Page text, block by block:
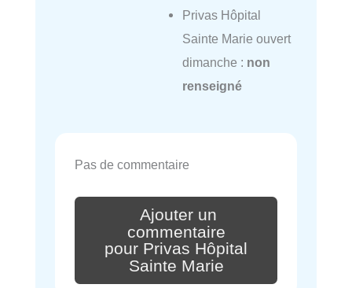
Privas Hôpital
Sainte Marie ouvert
dimanche : non
renseigné
Pas de commentaire
Ajouter un
commentaire
pour Privas Hôpital
Sainte Marie